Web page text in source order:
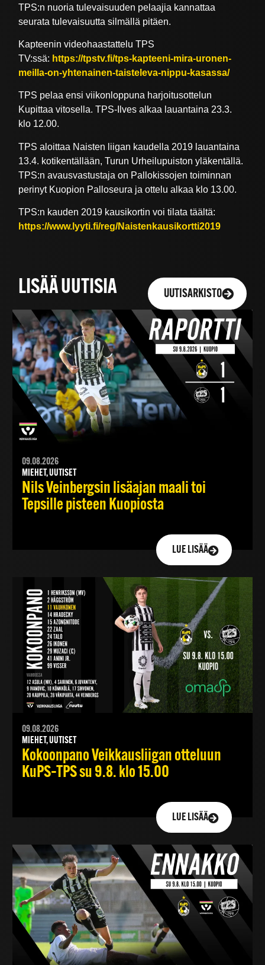
TPS:n nuoria tulevaisuuden pelaajia kannattaa
seurata tulevaisuutta silmällä pitäen.
Kapteenin videohaastattelu TPS
TV:ssä: https://tpstv.fi/tps-kapteeni-mira-uronen-
meilla-on-yhtenainen-taisteleva-nippu-kasassa/
TPS pelaa ensi viikonloppuna harjoitusottelun
Kupittaa vitosella. TPS-Ilves alkaa lauantaina 23.3.
klo 12.00.
TPS aloittaa Naisten liigan kaudella 2019 lauantaina
13.4. kotikentällään, Turun Urheilupuiston yläkentällä.
TPS:n avausvastustaja on Pallokissojen toiminnan
perinyt Kuopion Palloseura ja ottelu alkaa klo 13.00.
TPS:n kauden 2019 kausikortin voi tilata täältä:
https://www.lyyti.fi/reg/Naistenkausikortti2019
LISÄÄ UUTISIA UUTISARKISTO
09.08.2026
MIEHET, UUTISET
Nils Veinbergsin lisäajan maali toi
Tepsille pisteen Kuopiosta
LUE LISÄÄ
09.08.2026
MIEHET, UUTISET
Kokoonpano Veikkausliigan otteluun
KuPS–TPS su 9.8. klo 15.00
LUE LISÄÄ